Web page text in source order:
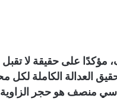
على حقيقة لا
الكاملة لكل
منصف هو حجر